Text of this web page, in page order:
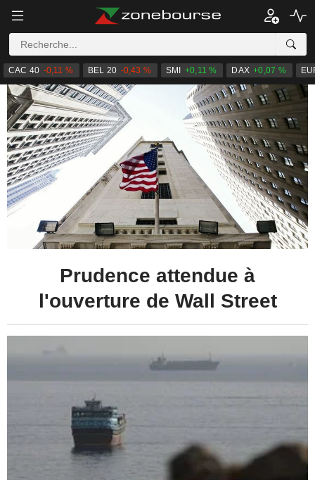
CAC 40 -0,11 % BEL 20 -0,43 % SMI +0,11 % DAX +0,07 %
Prudence attendue à
l'ouverture de Wall Street